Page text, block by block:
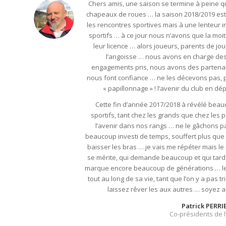
Chers amis, une saison se termine à peine
chapeaux de roues … la saison 2018/2019
les rencontres sportives mais à une lenteur
sportifs … à ce jour nous n’avons que la
leur licence … alors joueurs, parents de
l’angoisse … nous avons en charge
engagements pris, nous avons des
nous font confiance … ne les décevons pas,
« papillonnage » ! l’avenir du club en
Cette fin d’année 2017/2018 à révélé
sportifs, tant chez les grands que chez les
l’avenir dans nos rangs … ne le gâchons
beaucoup investi de temps, souffert plus
baisser les bras … je vais me répéter mais
se mérite, qui demande beaucoup et qui
marque encore beaucoup de générations …
tout au long de sa vie, tant que l’on y a pas
laissez rêver les aux autres … soyez
Patrick
Co-présidents de